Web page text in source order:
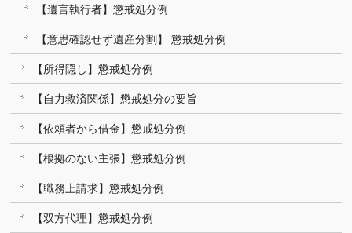
【遺言執行者】懲戒処分例
【意思確認せず遺産分割】 懲戒処分例
【所得隠し】懲戒処分例
【自力救済関係】懲戒処分の要旨
【依頼者から借金】懲戒処分例
【根拠のない主張】懲戒処分例
【職務上請求】懲戒処分例
【双方代理】懲戒処分例